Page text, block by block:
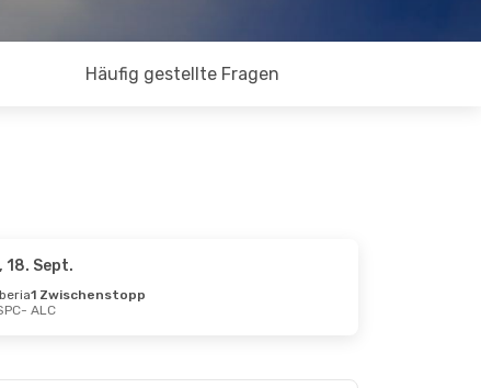
Häufig gestellte Fragen
18. Sept.
1 Zwischenstopp
- ALC